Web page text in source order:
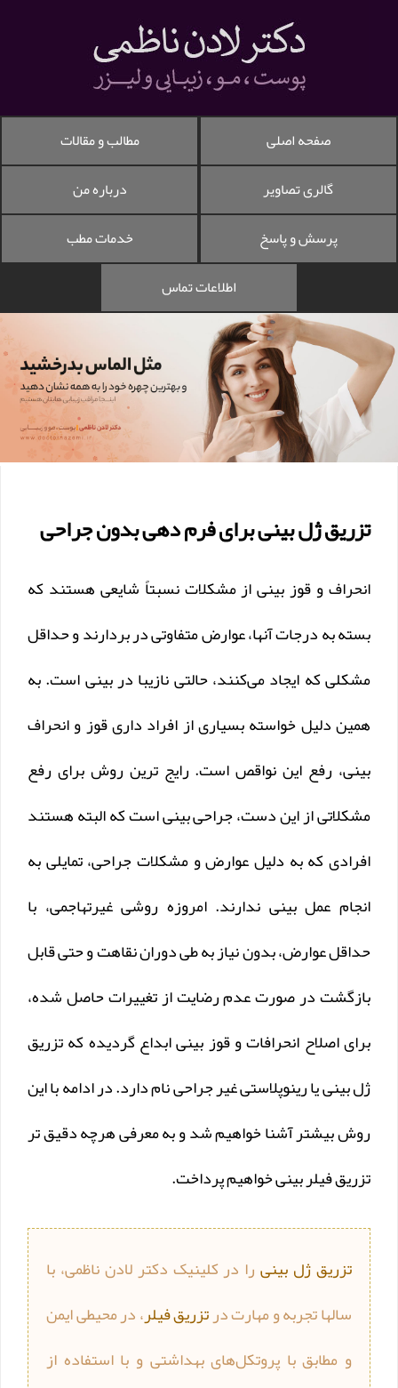
صفحه اصلی
مطالب و مقالات
گالری تصاویر
درباره من
پرسش و پاسخ
خدمات مطب
اطلاعات تماس
تزریق ژل بینی برای فرم دهی بدون جراحی
انحراف و قوز بینی از مشکلات نسبتاً شایعی هستند که
بسته به درجات آنها، عوارض متفاوتی در بردارند و حداقل
مشکلی که ایجاد می‌کنند، حالتی نازیبا در بینی است. به
همین دلیل خواسته بسیاری از افراد داری قوز و انحراف
بینی، رفع این نواقص است. رایج ترین روش برای رفع
مشکلاتی از این دست، جراحی بینی است که البته هستند
افرادی که به دلیل عوارض و مشکلات جراحی، تمایلی به
انجام عمل بینی ندارند. امروزه روشی غیرتهاجمی، با
حداقل عوارض، بدون نیاز به طی دوران نقاهت و حتی قابل
بازگشت در صورت عدم رضایت از تغییرات حاصل شده،
برای اصلاح انحرافات و قوز بینی ابداع گردیده که تزریق
ژل بینی یا رینوپلاستی غیر جراحی نام دارد. در ادامه با این
روش بیشتر آشنا خواهیم شد و به معرفی هرچه دقیق تر
تزریق فیلر بینی خواهیم پرداخت.
تزریق ژل بینیرا در کلینیک دکتر لادن ناظمی، با
سالها تجربه و مهارت درتزریق فیلر، در محیطی ایمن
و مطابق با پروتکل‌های بهداشتی و با استفاده از